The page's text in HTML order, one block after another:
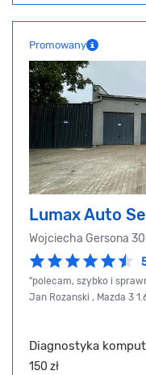
Promowany
Lumax Auto
Wojciecha Gersona
"polecam, szybko i
Jan Rozanski , Mazda 3
Diagnostyka
150 zł